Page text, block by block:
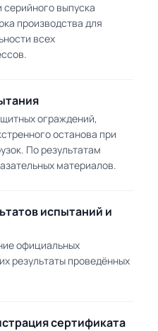
выпуска
производства для
всех
ограждений,
останова при
По результатам
материалов.
испытаний и
официальных
результаты проведённых
сертификата